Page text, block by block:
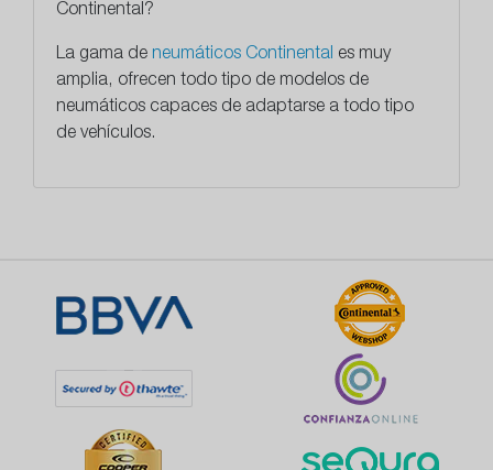
Continental?
La gama de neumáticos Continental es muy
amplia, ofrecen todo tipo de modelos de
neumáticos capaces de adaptarse a todo tipo
de vehículos.